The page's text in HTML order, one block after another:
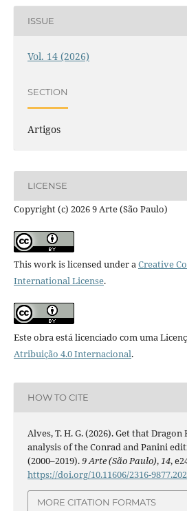
ISSUE
Vol. 14 (2026)
SECTION
Artigos
LICENSE
Copyright (c) 2026 9 Arte (São Paulo)
This work is licensed under aCreative
International License.
Este obra está licenciado com uma
Atribuição 4.0 Internacional.
HOW TO CITE
Alves, T. H. G. (2026). Get that
analysis of the Conrad and Panini
(2000–2019).9 Arte (São Paulo),14,
https://doi.org/10.11606/2316-
MORE CITATION FORMATS